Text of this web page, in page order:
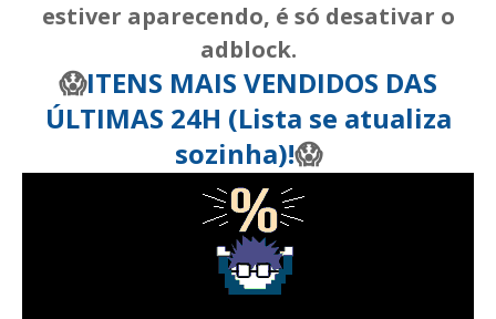
estiver aparecendo, é só desativar o
adblock.
😱ITENS MAIS VENDIDOS DAS
ÚLTIMAS 24H (Lista se atualiza
sozinha)!😱